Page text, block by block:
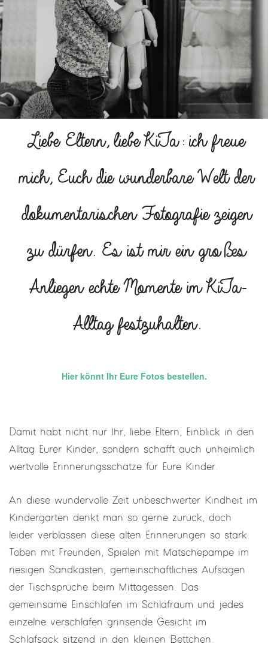
Liebe Eltern, liebe KiTa: ich freue
mich, Euch die wunderbare Welt der
dokumentarischen Fotografie zeigen
zu dürfen. Es ist mir ein großes
Anliegen echte Momente im KiTa-
Alltag festzuhalten.
Hier könnt Ihr Eure Fotos bestellen.
Damit habt nicht nur Ihr, liebe Eltern, Einblick in den
Alltag Eurer Kinder, sondern schafft auch unheimlich
wertvolle Erinnerungsschätze für Eure Kinder.
An diese wundervolle Zeit unbeschwerter Kindheit im
Kindergarten denkt man so gerne zurück, doch
leider verblassen diese alten Erinnerungen so stark.
Toben mit Freunden, Spielen mit Matschepampe im
riesigen Sandkasten, gemeinschaftliches Aufsagen
der Tischsprüche beim Mittagessen. Das
gemeinsame Einschlafen im Schlafraum und jedes
einzelne verschlafen grinsende Gesicht im
Schlafsack sitzend in den kleinen Bettchen.